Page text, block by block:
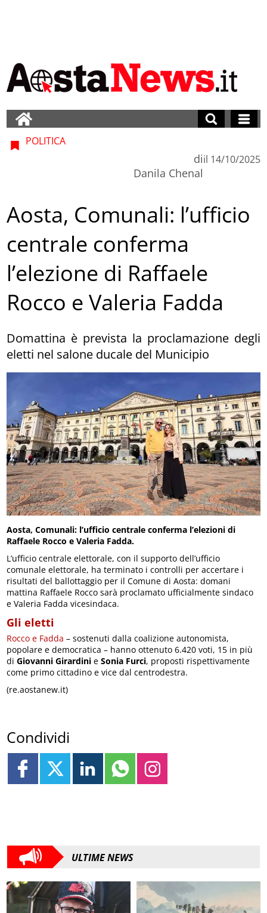
POLITICA
di
Danila Chenal
il 14/10/2025
Aosta, Comunali: l’ufficio
centrale conferma
l’elezione di Raffaele
Rocco e Valeria Fadda
Domattina è prevista la proclamazione degli
eletti nel salone ducale del Municipio
Aosta, Comunali: l’ufficio centrale conferma l’elezioni di
Raffaele Rocco e Valeria Fadda.
L’ufficio centrale elettorale, con il supporto dell’ufficio
comunale elettorale, ha terminato i controlli per accertare i
risultati del ballottaggio per il Comune di Aosta: domani
mattina Raffaele Rocco sarà proclamato ufficialmente sindaco
e Valeria Fadda vicesindaca.
Gli eletti
Rocco e Fadda – sostenuti dalla coalizione autonomista,
popolare e democratica – hanno ottenuto 6.420 voti, 15 in più
diGiovanni Girardini e Sonia Furci, proposti rispettivamente
come primo cittadino e vice dal centrodestra.
(re.aostanew.it)
Condividi
ULTIME NEWS